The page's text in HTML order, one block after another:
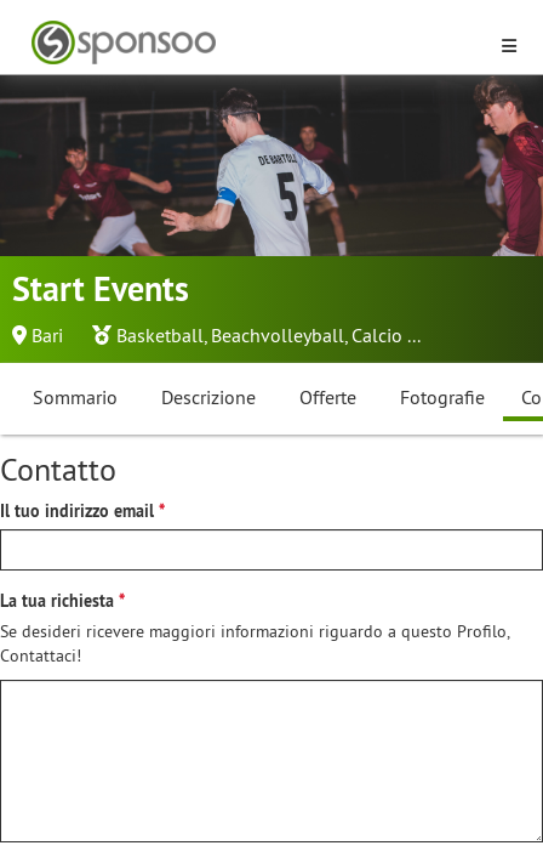
Start Events
Bari Basketball, Beachvolleyball, Calcio ...
Sommario Descrizione Offerte Fotografie
Contatto
Il tuo indirizzo email
La tua richiesta
Se desideri ricevere maggiori informazioni riguardo a questo Profilo,
Contattaci!